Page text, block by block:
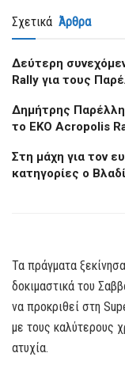
Σχετικά Άρθρα
Δεύτερη
Rally για τους
Δημήτρης
το EKO Acropolis
Στη μάχη για τον
κατηγορίες ο
Τα πράγματα
δοκιμαστικά του
να προκριθεί στη
με τους καλύτερους
ατυχία.